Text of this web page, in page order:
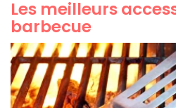
Cuisine pratique
L'actu cuisine
Les meilleurs
barbecue